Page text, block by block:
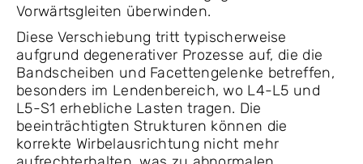
Vorwärtsgleiten überwinden.
Diese Verschiebung tritt typischerweise
aufgrund degenerativer Prozesse auf, die die
Bandscheiben und Facettengelenke betreffen,
besonders im Lendenbereich, wo L4-L5 und
L5-S1 erhebliche Lasten tragen. Die
beeinträchtigten Strukturen können die
korrekte Wirbelausrichtung nicht mehr